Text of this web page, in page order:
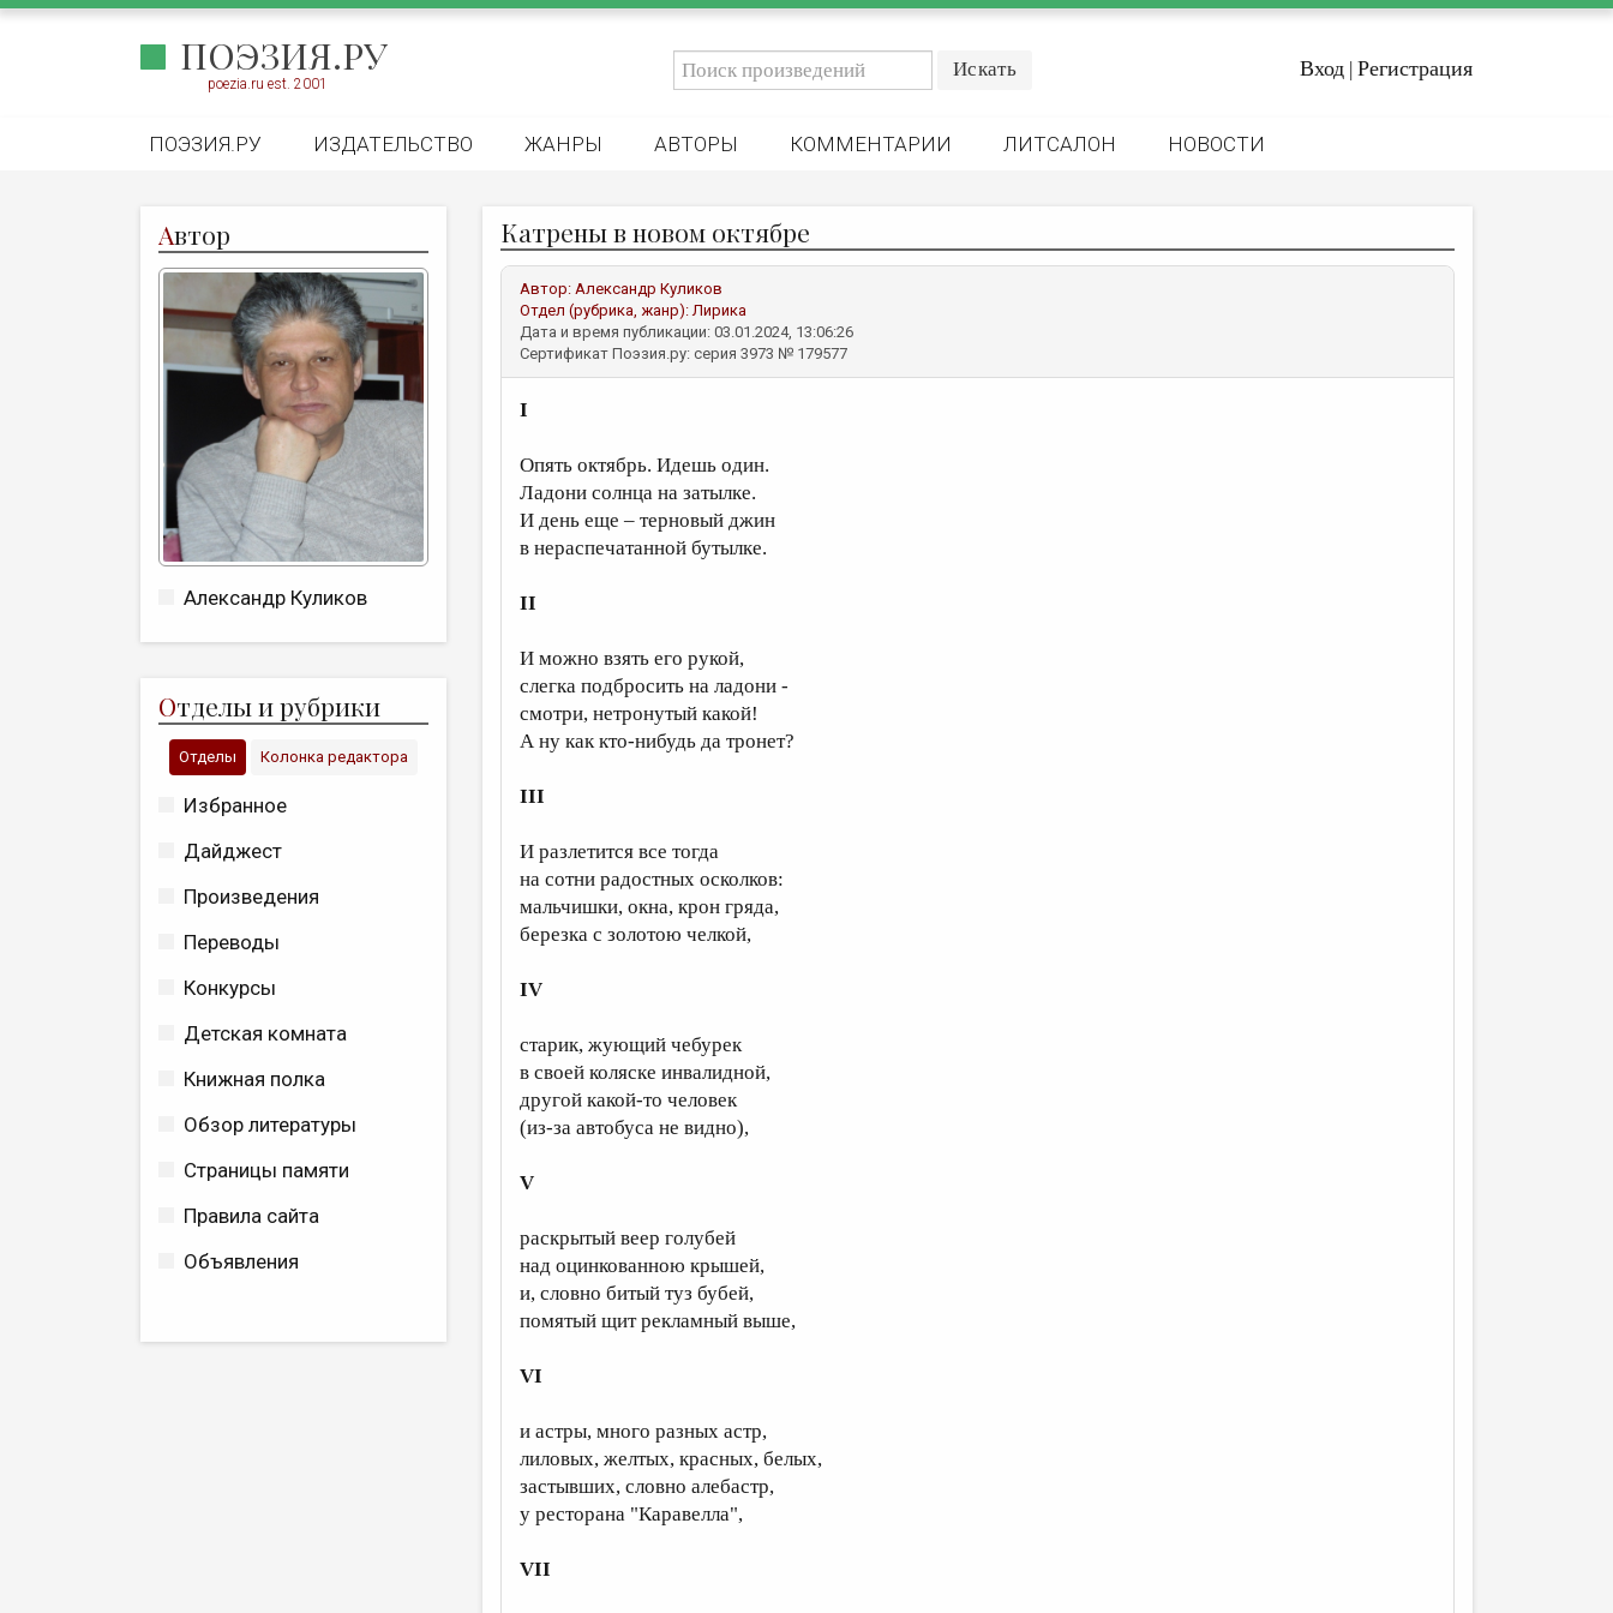
ПОЭЗИЯ.РУ
poezia.ru est. 2001
Вход | Регистрация
ПОЭЗИЯ.РУ ИЗДАТЕЛЬСТВО ЖАНРЫ АВТОРЫ КОММЕНТАРИИ ЛИТСАЛОН НОВОСТИ
Автор
Александр Куликов
Отделы и рубрики
Отделы Колонка редактора
Избранное
Дайджест
Произведения
Переводы
Конкурсы
Детская комната
Книжная полка
Обзор литературы
Страницы памяти
Правила сайта
Объявления
Катрены в новом октябре
Автор: Александр Куликов
Отдел (рубрика, жанр):Лирика
Дата и время публикации: 03.01.2024, 13:06:26
Сертификат Поэзия.ру: серия 3973 № 179577
I
Опять октябрь. Идешь один.
Ладони солнца на затылке.
И день еще – терновый джин
в нераспечатанной бутылке.
II
И можно взять его рукой,
слегка подбросить на ладони -
смотри, нетронутый какой!
А ну как кто-нибудь да тронет?
III
И разлетится все тогда
на сотни радостных осколков:
мальчишки, окна, крон гряда,
березка с золотою челкой,
IV
старик, жующий чебурек
в своей коляске инвалидной,
другой какой-то человек
(из-за автобуса не видно),
V
раскрытый веер голубей
над оцинкованною крышей,
и, словно битый туз бубей,
помятый щит рекламный выше,
VI
и астры, много разных астр,
лиловых, желтых, красных, белых,
застывших, словно алебастр,
у ресторана "Каравелла",
VII